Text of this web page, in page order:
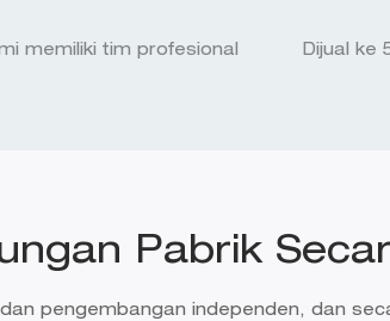
memiliki tim profesional Dijual ke
Pabrik
pengembangan independen, dan